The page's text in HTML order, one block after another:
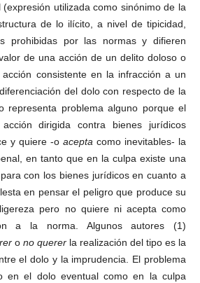
utilizada como sinónimo de la
de lo ilícito, a nivel de tipicidad,
prohibidas por las normas y difieren
de una acción de un delito doloso o
consistente en la infracción a un
del dolo con respecto de la
representa problema alguno porque el
dirigida contra bienes jurídicos
y quiere -o acepta como inevitables- la
en tanto que en la culpa existe una
con los bienes jurídicos en cuanto a
en pensar el peligro que produce su
pero no quiere ni acepta como
a la norma. Algunos autores (1)
o no querer la realización del tipo es la
el dolo y la imprudencia. El problema
en el dolo eventual como en la culpa